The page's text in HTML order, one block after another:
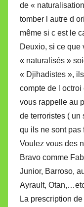
de «
tomber l autre d
même si c est le
Deuxio, si ce que
« naturalisés »
« Djihadistes »,
compte de l
vous rappelle au
de terroristes (
qu ils ne sont pas
Voulez vous des
Bravo comme
Junior, Barroso,
Ayrault,
La prescription